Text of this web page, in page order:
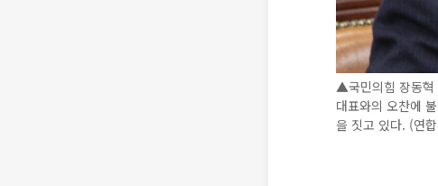
▲국민의힘 장동혁
대표와의 오찬에
을 짓고 있다. (연